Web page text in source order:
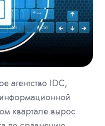
агентство IDC,
квартале вырос